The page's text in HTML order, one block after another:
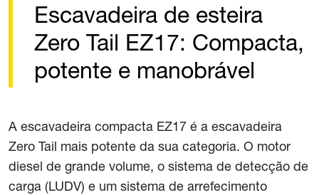
Escavadeira de esteira
Zero Tail EZ17: Compacta,
potente e manobrável
A escavadeira compacta EZ17 é a escavadeira
Zero Tail mais potente da sua categoria. O motor
diesel de grande volume, o sistema de detecção de
carga (LUDV) e um sistema de arrefecimento